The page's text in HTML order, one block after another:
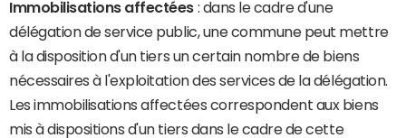
Immobilisations affectées : dans le cadre d'une
délégation de service public, une commune peut mettre
à la disposition d'un tiers un certain nombre de biens
nécessaires à l'exploitation des services de la délégation.
Les immobilisations affectées correspondent aux biens
mis à dispositions d'un tiers dans le cadre de cette